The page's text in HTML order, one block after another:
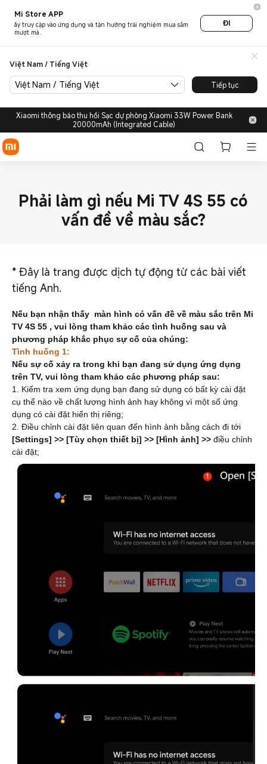
Mi Store APP
ãy truy cập vào ứng dụng và tận hưởng trải nghiệm mua sắm
mượt mà.
ĐI
Việt Nam / Tiếng Việt
Việt Nam / Tiếng Việt Tiếp tục
Xiaomi thông báo thu hồi Sạc dự phòng Xiaomi 33W Power Bank
20000mAh (Integrated Cable)
Phải làm gì nếu Mi TV 4S 55 có
vấn đề về màu sắc?
* Đây là trang được dịch tự động từ các bài viết
tiếng Anh.
Nếu bạn nhận thấy màn hình có vấn đề về màu sắc trên Mi
TV 4S 55 , vui lòng tham khảo các tình huống sau và
phương pháp khắc phục sự cố của chúng:
Tình huống 1:
Nếu sự cố xảy ra trong khi bạn đang sử dụng ứng dụng
trên TV, vui lòng tham khảo các phương pháp sau:
1. Kiểm tra xem ứng dụng bạn đang sử dụng có bất kỳ cài đặt
cụ thể nào về chất lượng hình ảnh hay không vì một số ứng
dụng có cài đặt hiển thị riêng;
2. Điều chỉnh cài đặt liên quan đến hình ảnh bằng cách đi tới
[Settings] >> [Tùy chọn thiết bị] >> [Hình ảnh] >> điều chỉnh
cài đặt;